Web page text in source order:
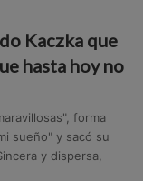
Kaczka que
hasta hoy no
forma
sueño" y sacó su
y dispersa,